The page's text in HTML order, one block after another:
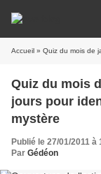
Accueil » Quiz du mois de
Quiz du mois
jours pour
mystère
Publié le 27/01/2011 à
Par Gédéon